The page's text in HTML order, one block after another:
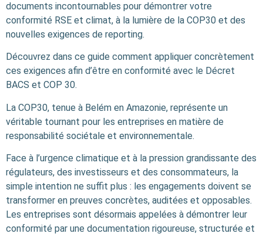
documents incontournables pour démontrer votre
conformité RSE et climat, à la lumière de la COP30 et des
nouvelles exigences de reporting.​
​Découvrez dans ce guide comment appliquer concrètement
ces exigences afin d’être en conformité avec le Décret
BACS et COP 30.
La COP30, tenue à Belém en Amazonie, représente un
véritable tournant pour les entreprises en matière de
responsabilité sociétale et environnementale.
Face à l’urgence climatique et à la pression grandissante des
régulateurs, des investisseurs et des consommateurs, la
simple intention ne suffit plus : les engagements doivent se
transformer en preuves concrètes, auditées et opposables.
Les entreprises sont désormais appelées à démontrer leur
conformité par une documentation rigoureuse, structurée et